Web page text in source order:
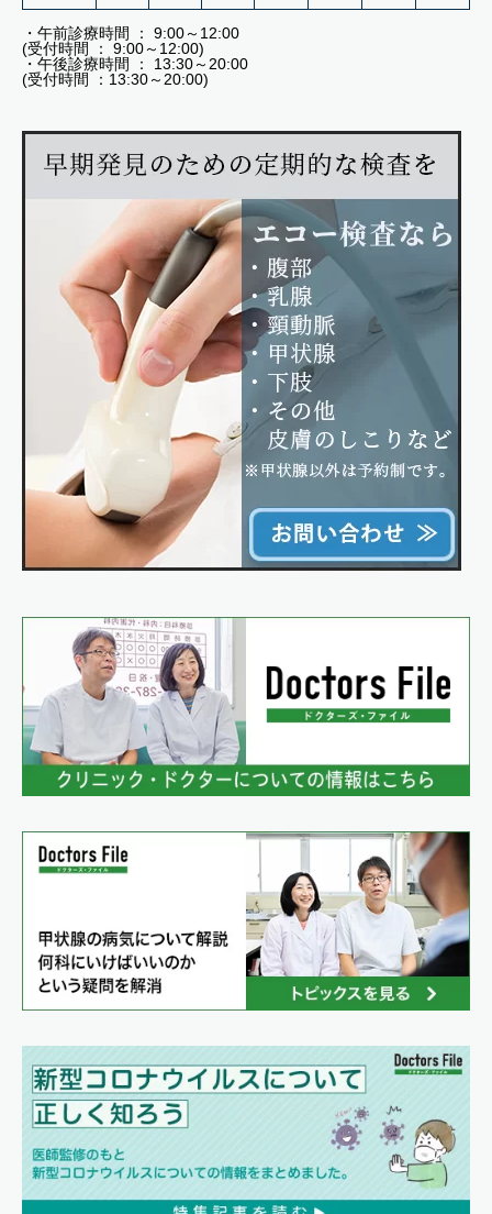
・午前診療時間 ： 9:00～12:00
(受付時間 ： 9:00～12:00)
・午後診療時間 ： 13:30～20:00
(受付時間 ：13:30～20:00)